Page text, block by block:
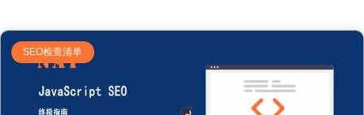
SEO检查清单